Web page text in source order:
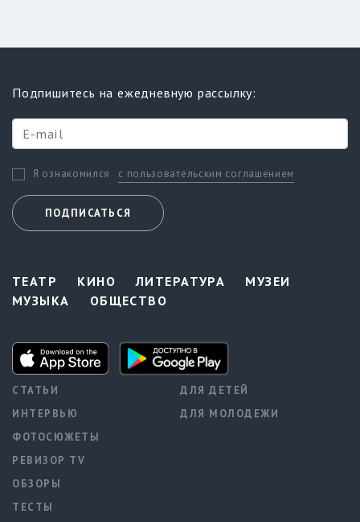
Подпишитесь на ежедневную рассылку:
Я ознакомился с пользовательским соглашением
ПОДПИСАТЬСЯ
ТЕАТР КИНО ЛИТЕРАТУРА
МУЗЕИ
МУЗЫКА
ОБЩЕСТВО
СТАТЬИ
ИНТЕРВЬЮ
ФОТОСЮЖЕТЫ
РЕВИЗОР TV
ОБЗОРЫ
ТЕСТЫ
ДЛЯ ДЕТЕЙ
ДЛЯ МОЛОДЕЖИ